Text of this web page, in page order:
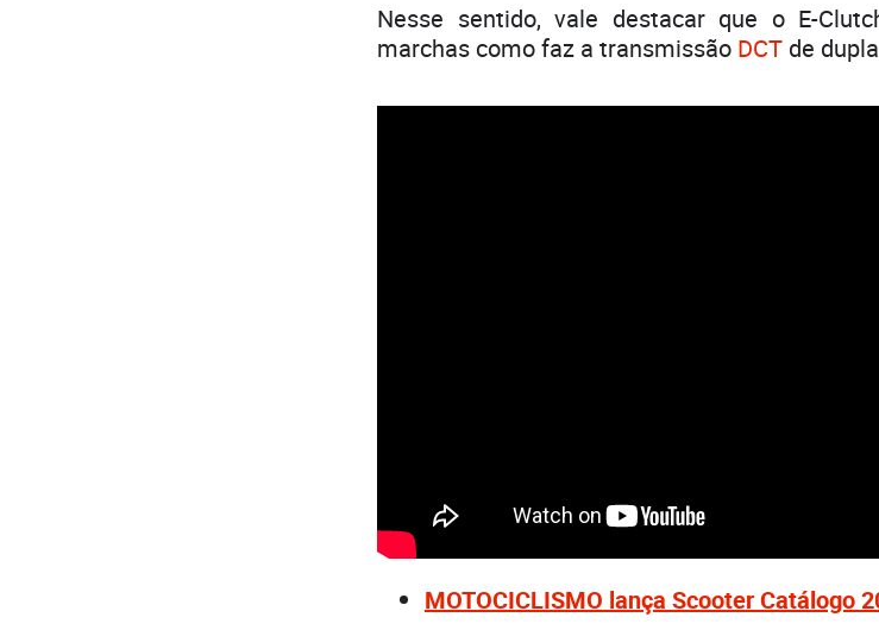
Nesse sentido, vale destacar que o E-
marchas como faz a transmissão DCT de
MOTOCICLISMO lança Scooter Catálogo